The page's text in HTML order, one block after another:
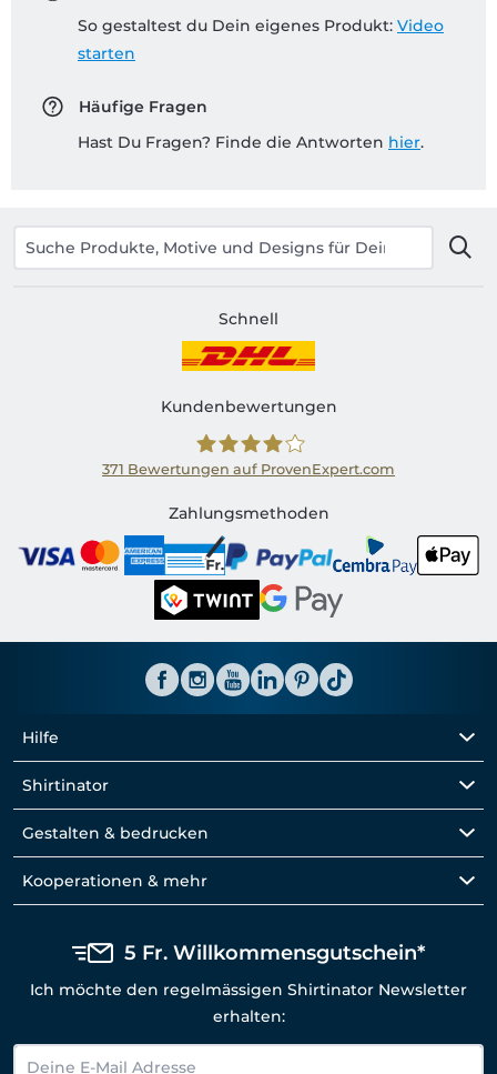
So gestaltest du Dein eigenes Produkt: Video
starten
Häufige Fragen
Hast Du Fragen? Finde die Antworten hier.
Schnell
Kundenbewertungen
Shirtinator CH
371 Bewertungen auf ProvenExpert.com
Zahlungsmethoden
Hilfe
Shirtinator
Gestalten & bedrucken
Kooperationen & mehr
5 Fr. Willkommensgutschein*
Ich möchte den regelmässigen Shirtinator Newsletter
erhalten: